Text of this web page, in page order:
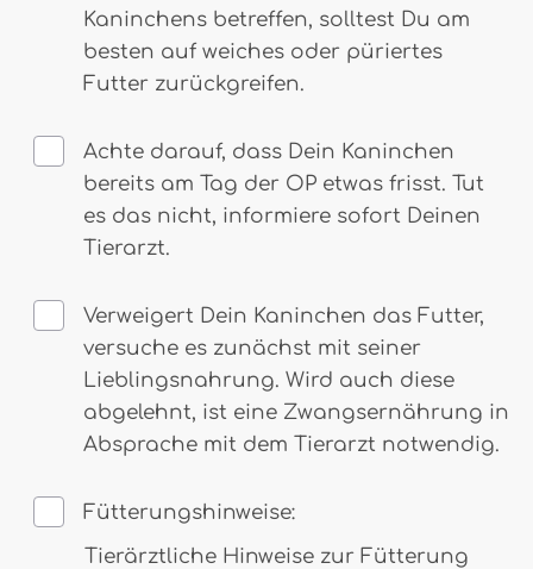
Kaninchens betreffen, solltest Du am
besten auf weiches oder püriertes
Futter zurückgreifen.
Achte darauf, dass Dein Kaninchen
bereits am Tag der OP etwas frisst. Tut
es das nicht, informiere sofort Deinen
Tierarzt.
Verweigert Dein Kaninchen das Futter,
versuche es zunächst mit seiner
Lieblingsnahrung. Wird auch diese
abgelehnt, ist eine Zwangsernährung in
Absprache mit dem Tierarzt notwendig.
Fütterungshinweise:
Tierärztliche Hinweise zur Fütterung